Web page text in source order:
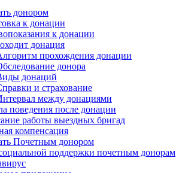
донором
к донации
к донации
донация
прохождения донации
донора
донаций
и страхование
между донациями
поведения после донации
работы выездных бригад
компенсация
Почетным донором
поддержки почетным донорам